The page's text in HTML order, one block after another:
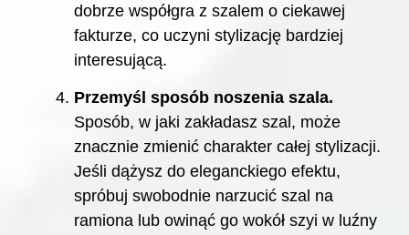
dobrze współgra z szalem o ciekawej
fakturze, co uczyni stylizację bardziej
interesującą.
Przemyśl sposób noszenia szala.
Sposób, w jaki zakładasz szal, może
znacznie zmienić charakter całej stylizacji.
Jeśli dążysz do eleganckiego efektu,
spróbuj swobodnie narzucić szal na
ramiona lub owinąć go wokół szyi w luźny